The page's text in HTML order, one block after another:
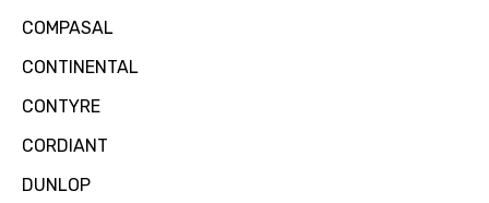
COMPASAL
CONTINENTAL
CONTYRE
CORDIANT
DUNLOP